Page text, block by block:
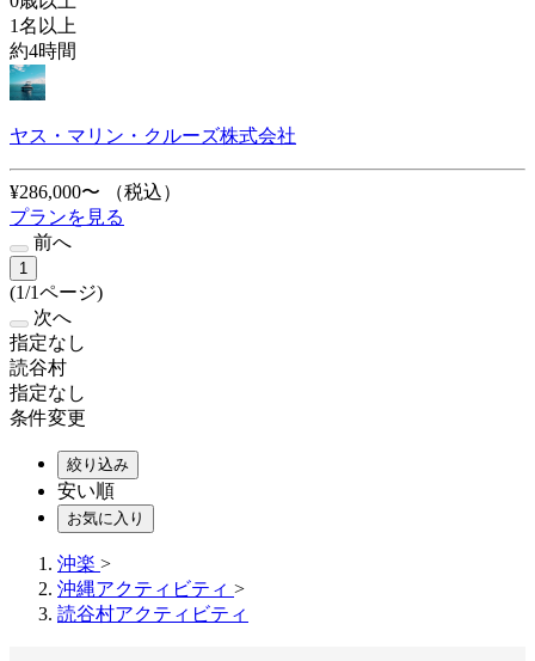
1名以上
約4時間
ヤス・マリン・クルーズ株式会社
¥286,000〜
（税込）
プランを見る
前へ
1
(1/1ページ)
次へ
指定なし
読谷村
指定なし
条件変更
絞り込み
安い順
お気に入り
沖楽 >
沖縄アクティビティ >
読谷村アクティビティ